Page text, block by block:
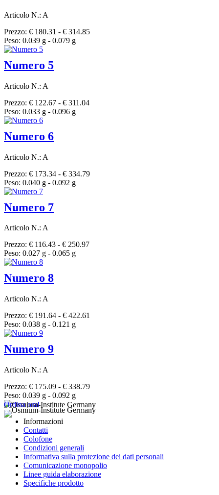
Articolo N.: A
Prezzo: € 180.31 - € 314.85
Peso: 0.039 g - 0.079 g
Numero 5
Articolo N.: A
Prezzo: € 122.67 - € 311.04
Peso: 0.033 g - 0.096 g
Numero 6
Articolo N.: A
Prezzo: € 173.34 - € 334.79
Peso: 0.040 g - 0.092 g
Numero 7
Articolo N.: A
Prezzo: € 116.43 - € 250.97
Peso: 0.027 g - 0.065 g
Numero 8
Articolo N.: A
Prezzo: € 191.64 - € 422.61
Peso: 0.038 g - 0.121 g
Numero 9
Articolo N.: A
Prezzo: € 175.09 - € 338.79
Peso: 0.039 g - 0.092 g
Ordina ora!
Informazioni
Contatti
Colofone
Condizioni generali
Informativa sulla protezione dei dati personali
Comunicazione monopolio
Linee guida elaborazione
Specifiche prodotto